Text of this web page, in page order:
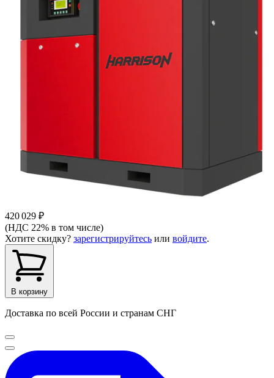
420 029 ₽
(НДС 22% в том числе)
Хотите скидку? зарегистрируйтесь или войдите.
В корзину
Доставка по всей России и странам СНГ